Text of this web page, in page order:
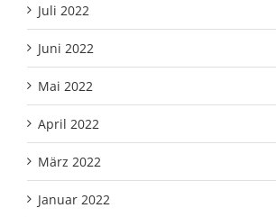
Juli 2022
Juni 2022
Mai 2022
April 2022
März 2022
Januar 2022